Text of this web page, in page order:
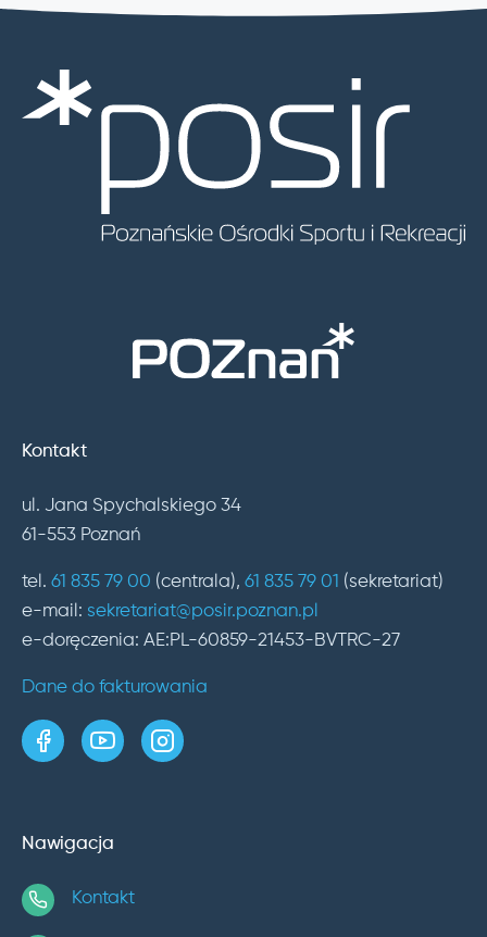
Kontakt
ul. Jana Spychalskiego 34
61-553 Poznań
tel. 61 835 79 00 (centrala), 61 835 79 01 (sekretariat)
e-mail: sekretariat@posir.poznan.pl
e-doręczenia: AE:PL-60859-21453-BVTRC-27
Dane do fakturowania
strona w serwisie Facebook
kanał w serwisie YouTube
profil w serwisie Instagram
Nawigacja
Kontakt